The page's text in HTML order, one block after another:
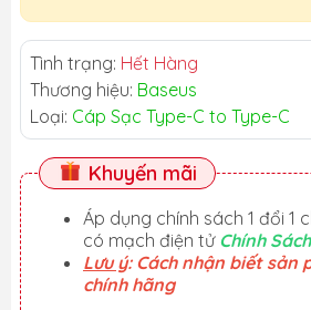
Tình trạng: Hết Hàng
Thương hiệu: Baseus
Loại: Cáp Sạc Type-C to Type-C
Khuyến mãi
Áp dụng chính sách 1 đổi 1
có mạch điện tử Chính
Lưu ý: Cách nhận biết sản
chính hãng